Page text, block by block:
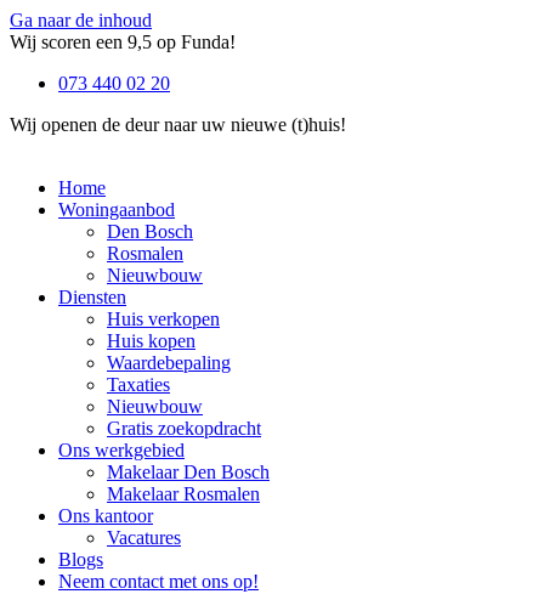
Ga naar de inhoud
Wij scoren een 9,5 op Funda!
073 440 02 20
Wij openen de deur naar uw nieuwe (t)huis!
Home
Woningaanbod
Den Bosch
Rosmalen
Nieuwbouw
Diensten
Huis verkopen
Huis kopen
Waardebepaling
Taxaties
Nieuwbouw
Gratis zoekopdracht
Ons werkgebied
Makelaar Den Bosch
Makelaar Rosmalen
Ons kantoor
Vacatures
Blogs
Neem contact met ons op!